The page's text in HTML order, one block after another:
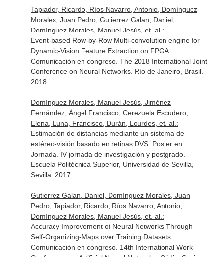
Tapiador, Ricardo, Ríos Navarro, Antonio, Domínguez
Morales, Juan Pedro, Gutierrez Galan, Daniel,
Domínguez Morales, Manuel Jesús, et. al.:
Event-based Row-by-Row Multi-convolution engine for
Dynamic-Vision Feature Extraction on FPGA.
Comunicación en congreso. The 2018 International Joint
Conference on Neural Networks. Río de Janeiro, Brasil.
2018
Domínguez Morales, Manuel Jesús, Jiménez
Fernández, Ángel Francisco, Cerezuela Escudero,
Elena, Luna, Francisco, Durán, Lourdes, et. al.:
Estimación de distancias mediante un sistema de
estéreo-visión basado en retinas DVS. Poster en
Jornada. IV jornada de investigación y postgrado.
Escuela Politécnica Superior, Universidad de Sevilla,
Sevilla. 2017
Gutierrez Galan, Daniel, Domínguez Morales, Juan
Pedro, Tapiador, Ricardo, Ríos Navarro, Antonio,
Domínguez Morales, Manuel Jesús, et. al.:
Accuracy Improvement of Neural Networks Through
Self-Organizing-Maps over Training Datasets.
Comunicación en congreso. 14th International Work-